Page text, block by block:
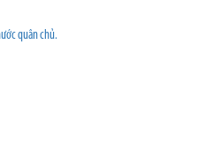
quân chủ.